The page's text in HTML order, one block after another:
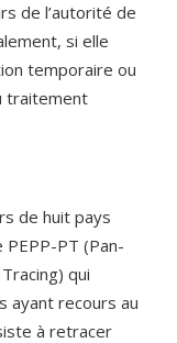
de l’autorité de
si elle
temporaire ou
traitement
de huit pays
PT (Pan-
qui
ayant recours au
à retracer